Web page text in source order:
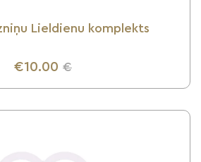
Lieldienu komplekts
€10.00 €
UZZINI VAIRĀK